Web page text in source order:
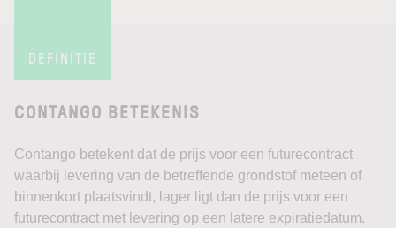
DEFINITIE
CONTANGO BETEKENIS
Contango betekent dat de prijs voor een futurecontract
waarbij levering van de betreffende grondstof meteen of
binnenkort plaatsvindt, lager ligt dan de prijs voor een
futurecontract met levering op een latere expiratiedatum.